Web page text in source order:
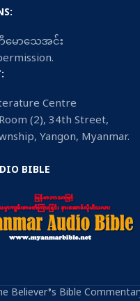
မောသေအင်း
Centre
(2), 34th Street,
Yangon, Myanmar.
BIBLE
Believer’s Bible